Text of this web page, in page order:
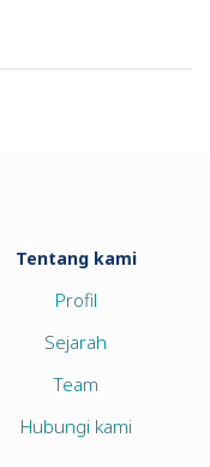
Tentang kami
Profil
Sejarah
Team
Hubungi kami